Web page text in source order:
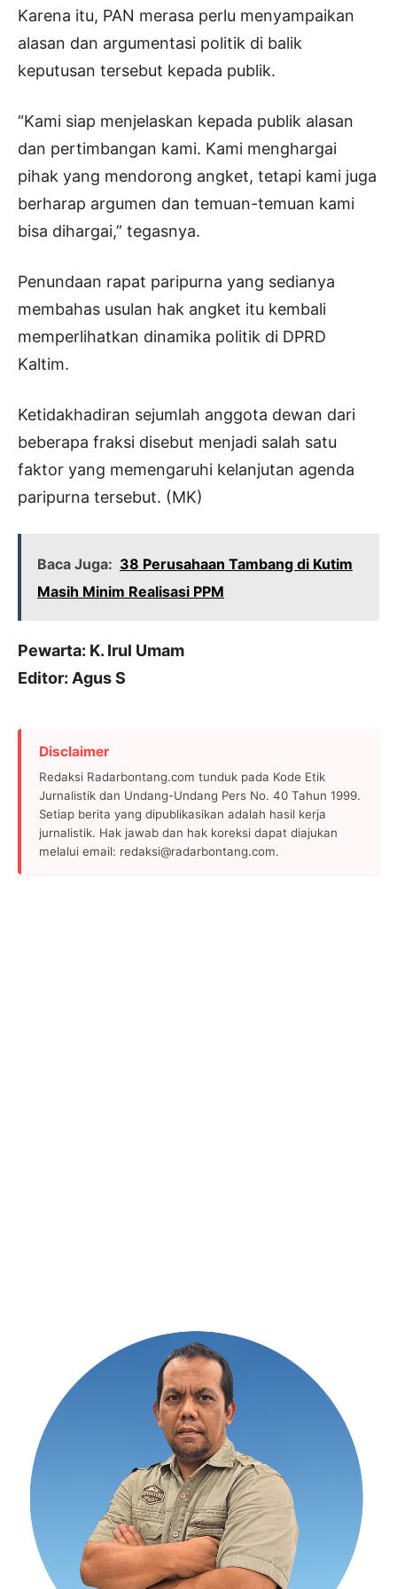
Karena itu, PAN merasa perlu menyampaikan
alasan dan argumentasi politik di balik
keputusan tersebut kepada publik.
“Kami siap menjelaskan kepada publik alasan
dan pertimbangan kami. Kami menghargai
pihak yang mendorong angket, tetapi kami juga
berharap argumen dan temuan-temuan kami
bisa dihargai,” tegasnya.
Penundaan rapat paripurna yang sedianya
membahas usulan hak angket itu kembali
memperlihatkan dinamika politik di DPRD
Kaltim.
Ketidakhadiran sejumlah anggota dewan dari
beberapa fraksi disebut menjadi salah satu
faktor yang memengaruhi kelanjutan agenda
paripurna tersebut. (MK)
Baca Juga: 38 Perusahaan Tambang di Kutim
Masih Minim Realisasi PPM
Pewarta: K. Irul Umam
Editor: Agus S
Disclaimer
Redaksi Radarbontang.com tunduk pada Kode Etik
Jurnalistik dan Undang-Undang Pers No. 40 Tahun 1999.
Setiap berita yang dipublikasikan adalah hasil kerja
jurnalistik. Hak jawab dan hak koreksi dapat diajukan
melalui email: redaksi@radarbontang.com.